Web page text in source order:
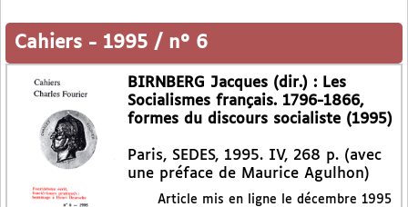
Cahiers - 1995 / n° 6
BIRNBERG Jacques (dir.) : Les
Socialismes français. 1796-1866,
formes du discours socialiste (1995)
Paris, SEDES, 1995. IV, 268 p. (avec
une préface de Maurice Agulhon)
Article mis en ligne le décembre 1995